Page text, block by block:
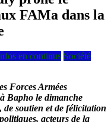
FAMa dans la
en continus Société
Forces Armées
Bapho le dimanche
de soutien et de félicitation
acteurs de la